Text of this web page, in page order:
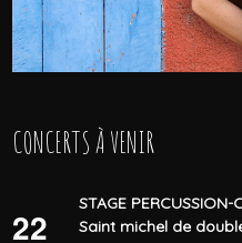
CONCERTS À VENIR
22
STAGE PERCUSSION-
Saint michel de